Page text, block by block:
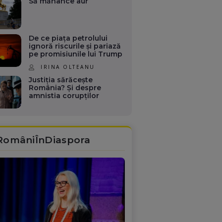
De ce piața petrolului
ignoră riscurile și pariază
pe promisiunile lui Trump
IRINA OLTEANU
Justiția sărăcește
România? Și despre
amnistia corupților